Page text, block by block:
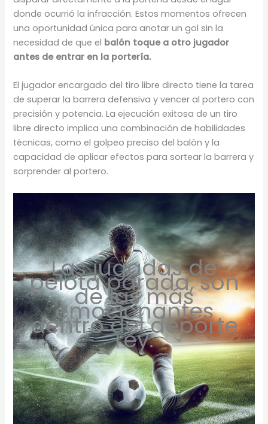
donde ocurrió la infracción. Estos momentos ofrecen
una oportunidad única para anotar un gol sin la
necesidad de que el balón toque a otro jugador
antes de entrar en la portería.
El jugador encargado del tiro libre directo tiene la tarea
de superar la barrera defensiva y vencer al portero con
precisión y potencia. La ejecución exitosa de un tiro
libre directo implica una combinación de habilidades
técnicas, como el golpeo preciso del balón y la
capacidad de aplicar efectos para sortear la barrera y
sorprender al portero.
Las jugadas de
pelota parada, son
de las más
emocionantes
dentro del deporte
rey.